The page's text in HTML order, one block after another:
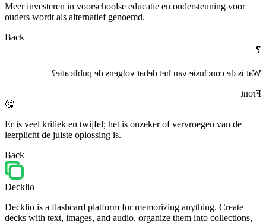
Meer investeren in voorschoolse educatie en ondersteuning voor
ouders wordt als alternatief genoemd.
Back
❓
Wat is de conclusie van het debat volgens de publicatie?
Front
🤔
Er is veel kritiek en twijfel; het is onzeker of vervroegen van de
leerplicht de juiste oplossing is.
Back
Decklio
Decklio is a flashcard platform for memorizing anything. Create
decks with text, images, and audio, organize them into collections,